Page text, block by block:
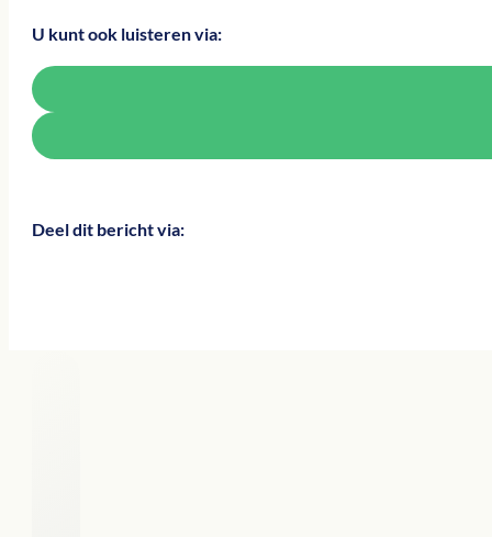
U kunt ook luisteren via:
Deel dit bericht via: